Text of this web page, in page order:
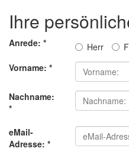
Ihre
Anrede: * Herr
Vorname: *
Nachname:
*
eMail-
Adresse: *